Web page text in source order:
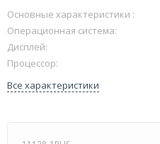
Основные характеристики :
Операционная система:
Дисплей:
Процессор:
Все характеристики